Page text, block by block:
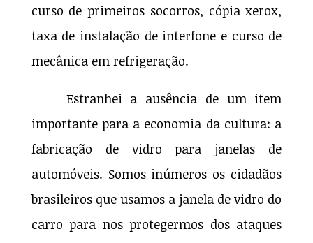
curso de primeiros socorros, cópia xerox,
taxa de instalação de interfone e curso de
mecânica em refrigeração.
Estranhei a ausência de um item
importante para a economia da cultura: a
fabricação de vidro para janelas de
automóveis. Somos inúmeros os cidadãos
brasileiros que usamos a janela de vidro do
carro para nos protegermos dos ataques